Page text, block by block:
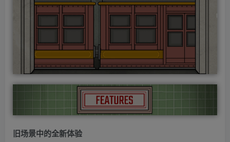
旧场景中的全新体验